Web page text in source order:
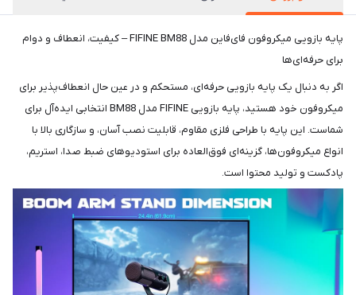
پایه بازویی میکروفون فای‌فاین مدل FIFINE BM88 – کیفیت، انعطاف و دوام
برای حرفه‌ای‌ها
اگر به دنبال یک پایه بازویی حرفه‌ای، مستحکم و در عین حال انعطاف‌پذیر برای
میکروفون خود هستید، پایه بازویی FIFINE مدل BM88 انتخابی ایده‌آل برای
شماست. این پایه با طراحی فلزی مقاوم، قابلیت نصب آسان، و سازگاری بالا با
انواع میکروفون‌ها، گزینه‌ای فوق‌العاده برای استودیوهای ضبط صدا، استریم،
پادکست و تولید محتوا است.